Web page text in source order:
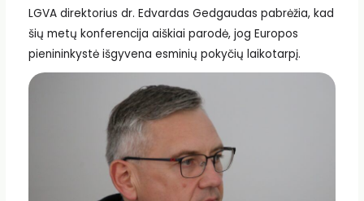
LGVA direktorius dr. Edvardas Gedgaudas pabrėžia, kad
šių metų konferencija aiškiai parodė, jog Europos
pienininkystė išgyvena esminių pokyčių laikotarpį.